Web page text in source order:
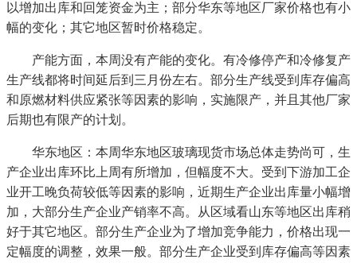
以增加出库和回笼资金为主；部分华东等地区厂家价格也有小
幅的变化；其它地区暂时价格稳定。
产能方面，本周没有产能的变化。有冷修停产和冷修复产
生产线都将时间延后到三月份左右。部分生产线受到库存偏高
和原燃材料供应紧张等因素的影响，实施限产，并且其他厂家
后期也有限产的计划。
华东地区：本周华东地区玻璃现货市场总体走势尚可，生
产企业出库环比上周有所增加，但幅度不大。受到下游加工企
业开工晚负荷较低等因素的影响，近期生产企业出库量小幅增
加，大部分生产企业产销率不高。从区域看山东等地区出库稍
好于其它地区。部分生产企业为了增加竞争能力，价格出现一
定幅度的调整，效果一般。部分生产企业受到库存偏高等因素